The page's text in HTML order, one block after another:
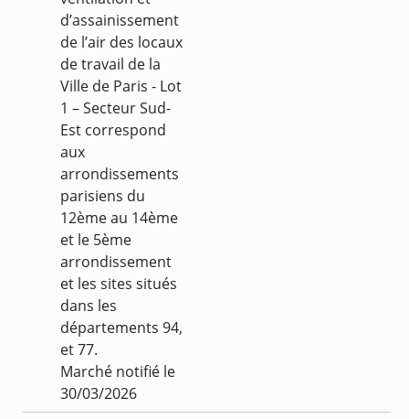
d’assainissement
de l’air des locaux
de travail de la
Ville de Paris - Lot
1 – Secteur Sud-
Est correspond
aux
arrondissements
parisiens du
12ème au 14ème
et le 5ème
arrondissement
et les sites situés
dans les
départements 94,
et 77.
Marché notifié le
30/03/2026